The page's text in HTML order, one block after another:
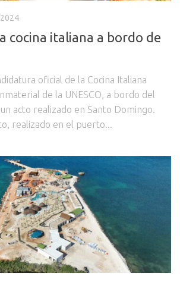
cocina italiana a bordo de
oficial de la Cocina Italiana
de la UNESCO, a bordo del
acto realizado en Santo Domingo.
realizado en el puerto...